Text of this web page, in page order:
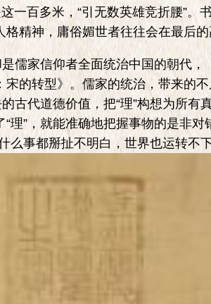
一百多米，“引无数英雄竞折腰”。
精神，庸俗媚世者往往会在最后的
家信仰者全面统治中国的朝代，
的转型》。儒家的统治，带来的不
古代道德价值，把“理”构想为所有
理”，就能准确地把握事物的是非对
么事都掰扯不明白，世界也运转不下